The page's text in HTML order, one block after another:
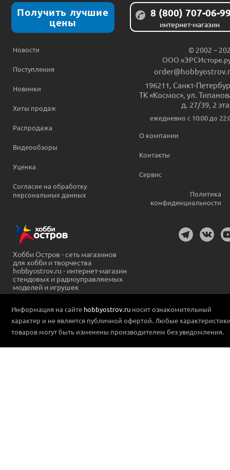
Получить лучшие
цены
8 (800) 707-06-
интернет-магазин
Новости
Поступления
Новинки
Хиты продаж
Распродажа
Видеообзоры
Уценка
Согласие на обработку
персональных данных
© 2002 –
ООО
196211 Санкт-
ТК «Космос», ул.
д. 27/39, 2
ежедневно c 10:00 до
О компании
Контакты
Сервис
Политика
конфиденциальности
Хобби Остров - сеть магазинов
для хобби и творчества
hobbyostrov.ru - интернет-магазин
стендовых и радиоуправляемых
моделей и игрушек
Информация на сайте hobbyostrov.ru носит ознакомительный
характер и не является публичной офертой. Любые
товаров могут быть изменены производителем без уведомления.